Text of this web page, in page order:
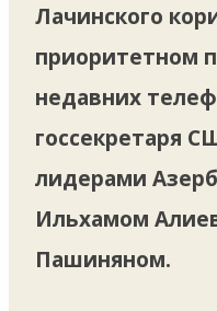
Лачинского
приоритетном
недавних
госсекретаря
лидерами
Ильхамом
Пашиняном.